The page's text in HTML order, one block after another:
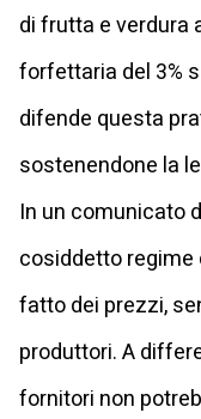
di frutta e verdura
forfettaria del 3%
difende questa
sostenendone la
In un comunicato
cosiddetto regime
fatto dei prezzi,
produttori. A
fornitori non